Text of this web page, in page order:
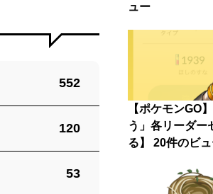
552
120
53
ュー
【ポケモンGO
う」各リーダー
る】
20件のビ